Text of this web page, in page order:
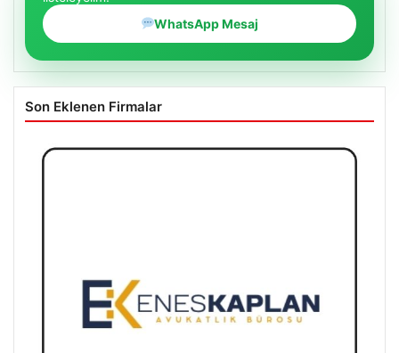
WhatsApp Mesaj
Son Eklenen Firmalar